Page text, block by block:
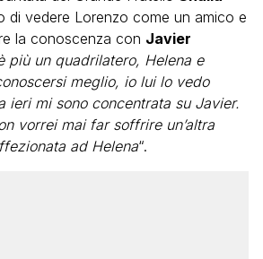
di vedere Lorenzo come un amico e
la conoscenza con Javier
più un quadrilatero, Helena e
meglio, io lui lo vedo
ieri mi sono concentrata su Javier.
vorrei mai far soffrire un’altra
ad Helena“.